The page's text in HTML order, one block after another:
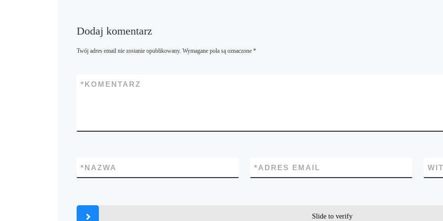
Dodaj komentarz
Twój adres email nie zostanie opublikowany. Wymagane pola są oznaczone *
KOMENTARZ
*
NAZWA
* ADRES EMAIL
*
Slide to verify